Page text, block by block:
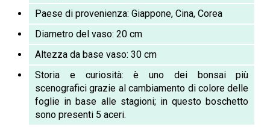
Paese di provenienza: Giappone, Cina, Corea
Diametro del vaso: 20 cm
Altezza da base vaso: 30 cm
Storia e curiosità: è uno dei bonsai più
scenograficigrazie al cambiamento di colore delle
foglie in base alle stagioni; in questo boschetto
sono presenti 5 aceri.